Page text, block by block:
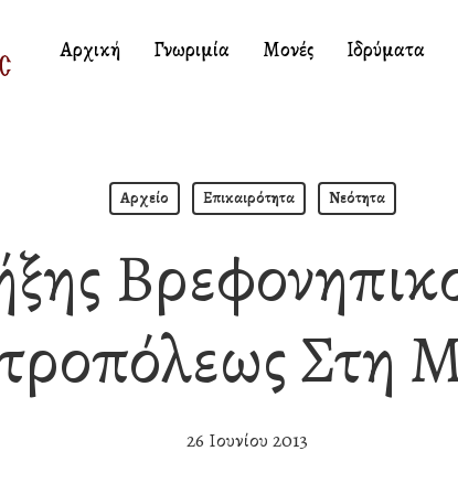
Αρχική Γνωριμία Μονές Ιδρύματα
Αρχείο Επικαιρότητα Νεότητα
Στη
26 Ιουνίου 2013